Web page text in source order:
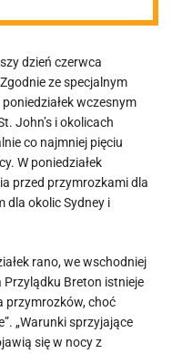
w
dzień czerwca
ze specjalnym
wczesnym
John’s i okolicach
co najmniej pięciu
W poniedziałek
przed przymrozkami dla
dla okolic Sydney i
rano, we wschodniej
Przylądku Breton istnieje
przymrozków, choć
„Warunki sprzyjające
się w nocy z